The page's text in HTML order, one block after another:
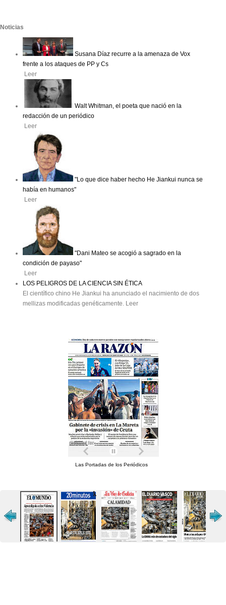
Noticias
Susana Díaz recurre a la amenaza de Vox
frente a los ataques de PP y Cs
Leer
Walt Whitman, el poeta que nació en la
redacción de un periódico
Leer
"Lo que dice haber hecho He Jiankui nunca se
había en humanos"
Leer
"Dani Mateo se acogió a sagrado en la
condición de payaso"
Leer
LOS PELIGROS DE LA CIENCIA SIN ÉTICA
El científico chino He Jiankui ha anunciado el nacimiento de dos
mellizas modificadas genéticamente. Leer
Las Portadas de los Periódicos